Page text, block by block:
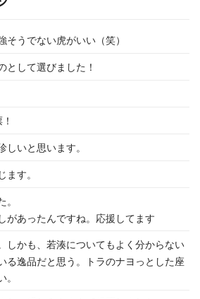
そうでない虎がいい（笑）
として選びました！
しいと思います。
ます。
。
があったんですね。応援してます
しかも、若湊についてもよく分からない
る逸品だと思う。トラのナヨっとした座
。